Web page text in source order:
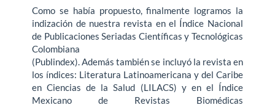
Como se había propuesto, finalmente logramos la
indización de nuestra revista en el Índice Nacional
de Publicaciones Seriadas Científicas y Tecnológicas
Colombiana
(Publindex). Además también se incluyó la revista en
los índices: Literatura Latinoamericana y del Caribe
en Ciencias de la Salud (LILACS) y en el Índice
Mexicano de Revistas Biomédicas